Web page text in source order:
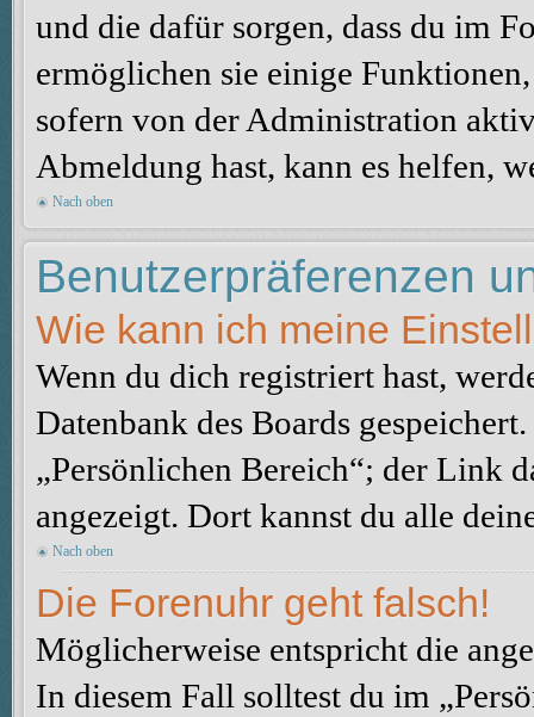
und die dafür sorgen, dass du im
ermöglichen sie einige
sofern von der Administration
Abmeldung hast, kann es helfen,
Nach oben
Benutzerpräferenzen
Wie kann ich meine
Wenn du dich registriert hast,
Datenbank des Boards
„Persönlichen Bereich“; der Link
angezeigt. Dort kannst du alle
Nach oben
Die Forenuhr geht falsch!
Möglicherweise entspricht die
In diesem Fall solltest du im